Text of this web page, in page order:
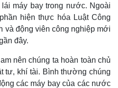
Tiêu dùng
Tỷ giá
Chứng khoán
Giá cà phê
máy bay trong nước. Ngoài
hiện thực hóa Luật Công
và động viên công nghiệp mới
đây.
nên chúng ta hoàn toàn chủ
tư, khí tài. Bình thường chúng
các máy bay của các nước